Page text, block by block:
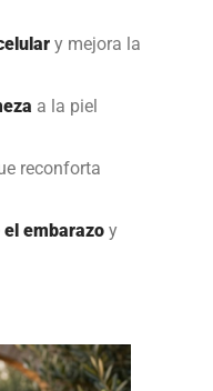
y mejora la
a la piel
reconforta
embarazo y